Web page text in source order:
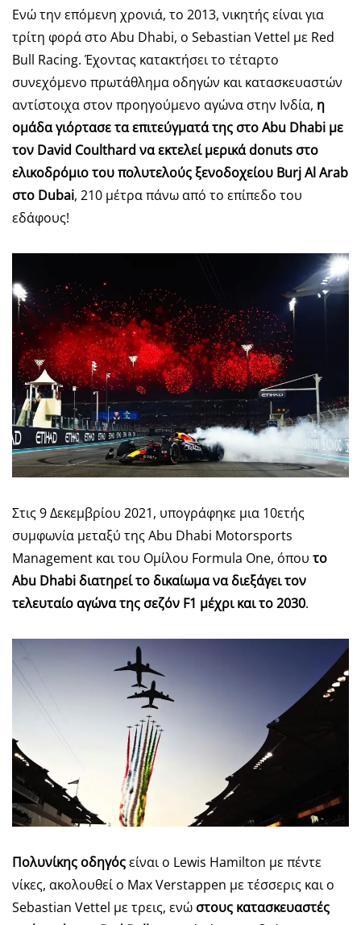
Ενώ την επόμενη χρονιά, το 2013, νικητής είναι για
τρίτη φορά στο Abu Dhabi, ο Sebastian Vettel με Red
Bull Racing. Έχοντας κατακτήσει το τέταρτο
συνεχόμενο πρωτάθλημα οδηγών και κατασκευαστών
αντίστοιχα στον προηγούμενο αγώνα στην Ινδία, η
ομάδα γιόρτασε τα επιτεύγματά της στοAbu Dhabi με
τον David Coulthard να εκτελεί μερικάdonuts στο
ελικοδρόμιο του πολυτελούς ξενοδοχείου Burj Al Arab
στο Dubai, 210 μέτρα πάνω από το επίπεδο του
εδάφους!
Στις 9 Δεκεμβρίου 2021, υπογράφηκε μια 10ετής
συμφωνία μεταξύ της Abu Dhabi Motorsports
Management και του Ομίλου Formula One, όπου το
Abu Dhabi διατηρεί το δικαίωμα να διεξάγει τον
τελευταίο αγώνα της σεζόν F1 μέχρι και το 2030.
Πολυνίκης οδηγόςείναι ο Lewis Hamilton με πέντε
νίκες, ακολουθεί ο Max Verstappen με τέσσερις και ο
Sebastian Vettel με τρεις, ενώ στους κατασκευαστές